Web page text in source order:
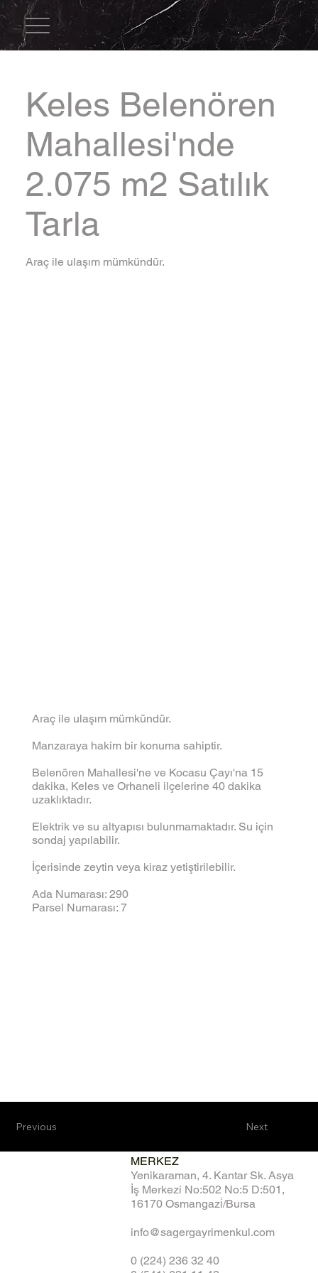
Keles Belenören
Mahallesi'nde
2.075 m2 Satılık
Tarla
Araç ile ulaşım mümkündür.
Araç ile ulaşım mümkündür.
Manzaraya hakim bir konuma sahiptir.
Belenören Mahallesi'ne ve Kocasu Çayı'na 15
dakika, Keles ve Orhaneli ilçelerine 40 dakika
uzaklıktadır.
Elektrik ve su altyapısı bulunmamaktadır. Su için
sondaj yapılabilir.
İçerisinde zeytin veya kiraz yetiştirilebilir.
Ada Numarası: 290
Parsel Numarası: 7
Next
Previous
MERKEZ
Yenikaraman, 4. Kantar Sk. Asya
İş Merkezi No:502 No:5 D:501,
16170 Osmangazi̇/Bursa
info@sagergayrimenkul.com
0 (224) 236 32 40